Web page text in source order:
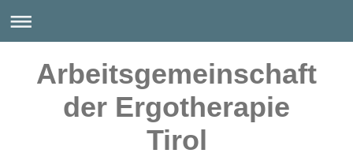
Arbeitsgemeinschaft
der Ergotherapie
Tirol